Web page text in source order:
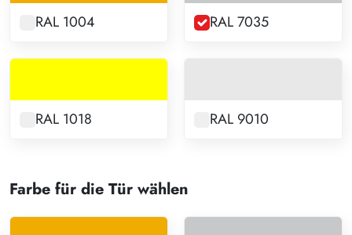
RAL 1004 RAL 7035
RAL 1018 RAL 9010
Farbe für die Tür wählen